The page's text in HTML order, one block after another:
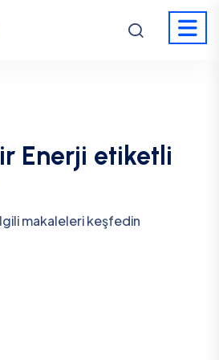
Enerji etiketli
makaleleri keşfedin